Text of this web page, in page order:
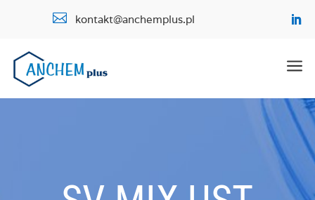
 kontakt@anchemplus.pl
a